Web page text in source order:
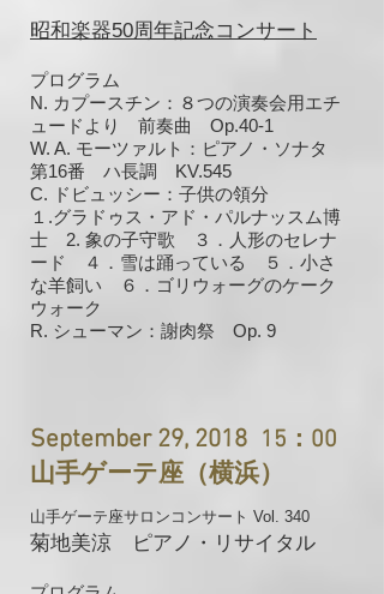
昭和楽器50周年記念コンサート
プログラム
N. カプースチン：８つの演奏会用エチ
ュードより 前奏曲 Op.40-1
W. A. モーツァルト：ピアノ・ソナタ
第16番 ハ長調 KV.545
C. ドビュッシー：子供の領分
１.グラドゥス・アド・パルナッスム博
士 2. 象の子守歌 ３．人形のセレナ
ード ４．雪は踊っている ５．小さ
な羊飼い ６．ゴリウォーグのケーク
ウォーク
R. シューマン：謝肉祭 Op. 9
September 29, 2018 15：00
山手ゲーテ座（横浜）
山手ゲーテ座サロンコンサート Vol. 340
菊地美涼 ピアノ・リサイタル